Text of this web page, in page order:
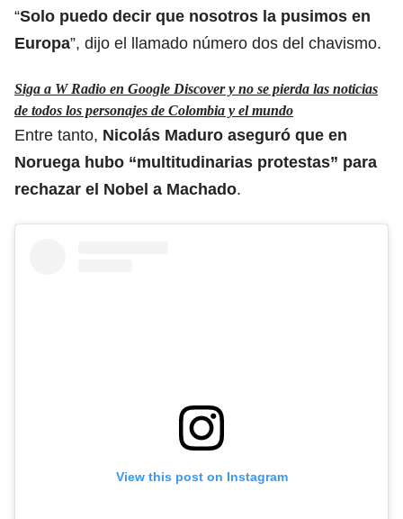
“Solo puedo decir que nosotros la pusimos en
Europa”, dijo el llamado número dos del chavismo.
Siga a W Radio en Google Discover y no se pierda las noticias
de todos los personajes de Colombia y el mundo
Entre tanto, Nicolás Maduro aseguró que en
Noruega hubo “multitudinarias protestas” para
rechazar el Nobel a Machado.
View this post on Instagram